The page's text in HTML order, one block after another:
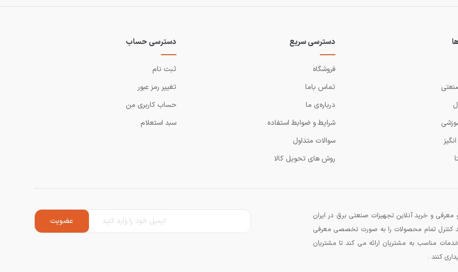
دسترسی سریع
فروشگاه
تماس باما
درباره‌ی ما
شرایط و ضوابط استفاده
سوالات متداول
روش های تحویل کالا
دسترسی حساب
ثبت نام
تغییر رمز عبور
حساب کاربری من
سبد استعلام
و خرید آنلاین تجهیزات صنعتی برق در ایران
کنترل تمام محصولات را به صورت تخصصی معرفی
مناسب به مشتریان ارائه می کند تا مشتریان
کنند .